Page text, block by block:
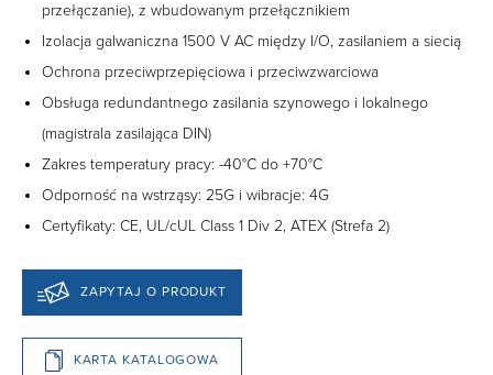
przełączanie), z wbudowanym przełącznikiem
Izolacja galwaniczna 1500 V AC między I/O, zasilaniem a siecią
Ochrona przeciwprzepięciowa i przeciwzwarciowa
Obsługa redundantnego zasilania szynowego i lokalnego
(magistrala zasilająca DIN)
Zakres temperatury pracy: -40°C do +70°C
Odporność na wstrząsy: 25G i wibracje: 4G
Certyfikaty: CE, UL/cUL Class 1 Div 2, ATEX (Strefa 2)
ZAPYTAJ O PRODUKT
KARTA KATALOGOWA